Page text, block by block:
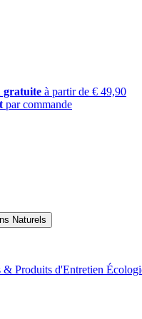
gratuite à partir de € 49,90
par commande
& Produits d'Entretien